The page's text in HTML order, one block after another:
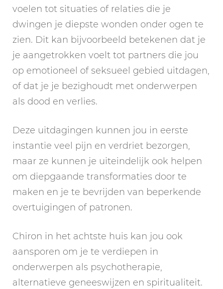
voelen tot situaties of relaties die je
dwingen je diepste wonden onder ogen te
zien. Dit kan bijvoorbeeld betekenen dat je
je aangetrokken voelt tot partners die jou
op emotioneel of seksueel gebied uitdagen,
of dat je je bezighoudt met onderwerpen
als dood en verlies.
Deze uitdagingen kunnen jou in eerste
instantie veel pijn en verdriet bezorgen,
maar ze kunnen je uiteindelijk ook helpen
om diepgaande transformaties door te
maken en je te bevrijden van beperkende
overtuigingen of patronen.
Chiron in het achtste huis kan jou ook
aansporen om je te verdiepen in
onderwerpen als psychotherapie,
alternatieve geneeswijzen en spiritualiteit.